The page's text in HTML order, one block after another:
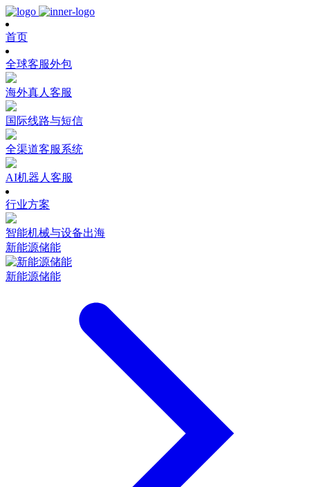
首页
全球客服外包
海外真人客服
国际线路与短信
全渠道客服系统
AI机器人客服
行业方案
智能机械与设备出海
新能源储能
新能源储能